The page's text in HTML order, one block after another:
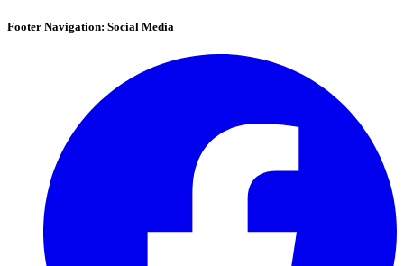
Footer Navigation: Social Media